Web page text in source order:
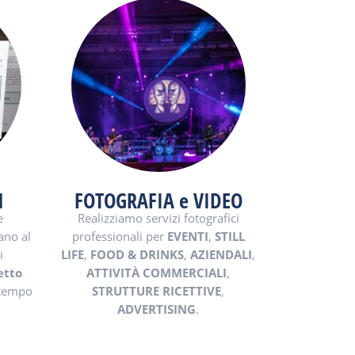
al
FOTOGRAFIA e VIDEO
Realizziamo servizi fotografici
professionali per EVENTI, STILL
LIFE, FOOD & DRINKS,AZIENDALI,
ATTIVITÀ COMMERCIALI,
STRUTTURE RICETTIVE,
ADVERTISING.